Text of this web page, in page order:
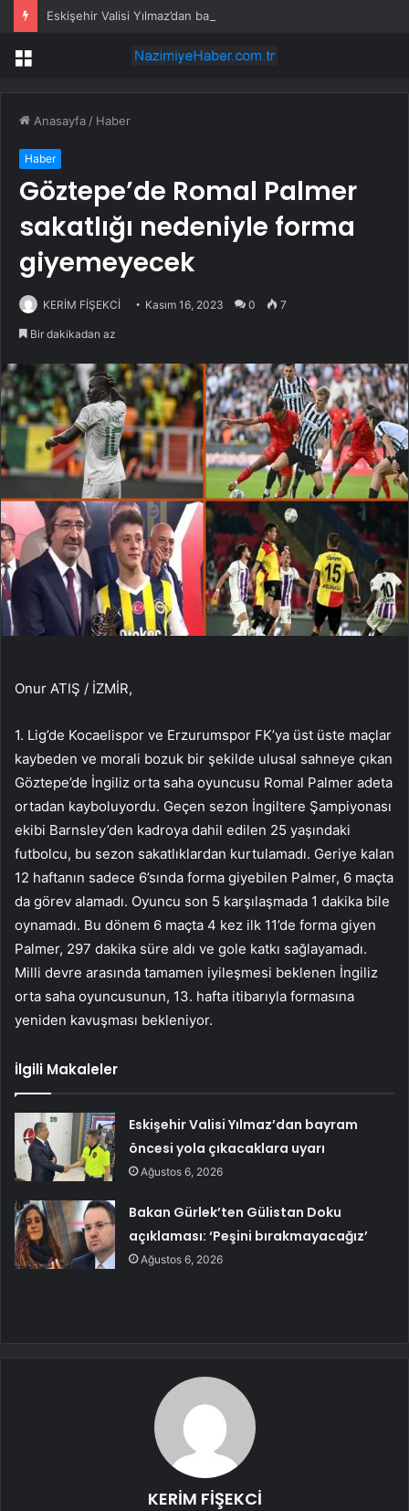
Menü
Anasayfa / Haber
Haber
Göztepe’de Romal Palmer
sakatlığı nedeniyle forma
giyemeyecek
KERİM FİŞEKCİ Kasım 16, 2023 0 7
Bir dakikadan az
Onur ATIŞ / İZMİR,
1. Lig’de Kocaelispor ve Erzurumspor FK’ya üst üste maçlar
kaybeden ve morali bozuk bir şekilde ulusal sahneye çıkan
Göztepe’de İngiliz orta saha oyuncusu Romal Palmer adeta
ortadan kayboluyordu. Geçen sezon İngiltere Şampiyonası
ekibi Barnsley’den kadroya dahil edilen 25 yaşındaki
futbolcu, bu sezon sakatlıklardan kurtulamadı. Geriye kalan
12 haftanın sadece 6’sında forma giyebilen Palmer, 6 maçta
da görev alamadı. Oyuncu son 5 karşılaşmada 1 dakika bile
oynamadı. Bu dönem 6 maçta 4 kez ilk 11’de forma giyen
Palmer, 297 dakika süre aldı ve gole katkı sağlayamadı.
Milli devre arasında tamamen iyileşmesi beklenen İngiliz
orta saha oyuncusunun, 13. hafta itibarıyla formasına
yeniden kavuşması bekleniyor.
İlgili Makaleler
Eskişehir Valisi Yılmaz’dan bayram
öncesi yola çıkacaklara uyarı
Ağustos 6, 2026
Bakan Gürlek’ten Gülistan Doku
açıklaması: ‘Peşini bırakmayacağız’
Ağustos 6, 2026
KERİM FİŞEKCİ